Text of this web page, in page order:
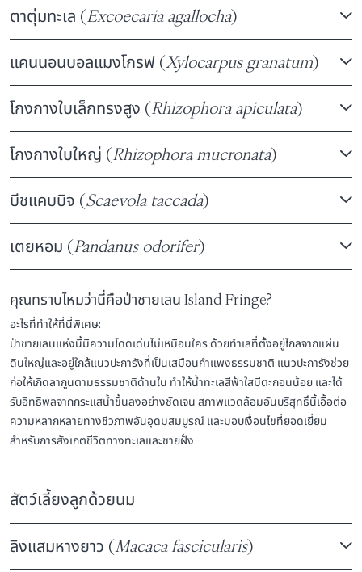
ตาตุ่มทะเล (Excoecaria agallocha)
แคนนอนบอลแมงโกรฟ (Xylocarpus granatum)
โกงกางใบเล็กทรงสูง (Rhizophora apiculata)
โกงกางใบใหญ่ (Rhizophora mucronata)
บีชแคบบิจ (Scaevola taccada)
เตยหอม (Pandanus odorifer)
คุณทราบไหมว่านี่คือป่าชายเลน Island Fringe?
อะไรที่ทำให้ที่นี่พิเศษ:
ป่าชายเลนแห่งนี้มีความโดดเด่นไม่เหมือนใคร ด้วยทำเลที่ตั้งอยู่ไกลจากแผ่น
ดินใหญ่และอยู่ใกล้แนวปะการังที่เป็นเสมือนกำแพงธรรมชาติ แนวปะการังช่วย
ก่อให้เกิดลากูนตามธรรมชาติด้านใน ทำให้น้ำทะเลสีฟ้าใสมีตะกอนน้อย และได้
รับอิทธิพลจากกระแสน้ำขึ้นลงอย่างชัดเจน สภาพแวดล้อมอันบริสุทธิ์นี้เอื้อต่อ
ความหลากหลายทางชีวภาพอันอุดมสมบูรณ์ และมอบเงื่อนไขที่ยอดเยี่ยม
สำหรับการสังเกตชีวิตทางทะเลและชายฝั่ง
สัตว์เลี้ยงลูกด้วยนม
ลิงแสมหางยาว (Macaca fascicularis)